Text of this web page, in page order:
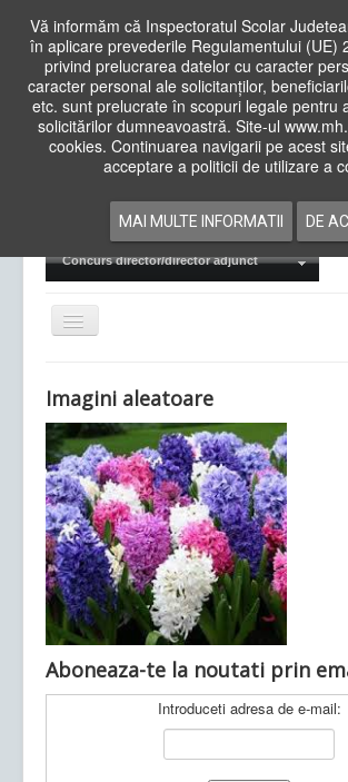
Vă informăm că Inspectoratul Scolar
în aplicare prevederile Regulamentului (UE)
privind prelucrarea datelor cu caracter
caracter personal ale solicitanților,
etc. sunt prelucrate în scopuri legale pentru
solicitărilor dumneavoastră. Site-ul
cookies. Continuarea navigarii pe acest
acceptare a politicii de utilizare a
MAI MULTE INFORMATII DE
Cauta
in
siteAcasa Cadre Didactice
Examene Naționale
Concurs director/director adjunct
Comută
navigarea
Ultimele articole: Vi, 04.11.2022 -
Județean Mehedinți
Imagini aleatoare
Aboneaza-te la noutati prin
Introduceti adresa de e-mail: